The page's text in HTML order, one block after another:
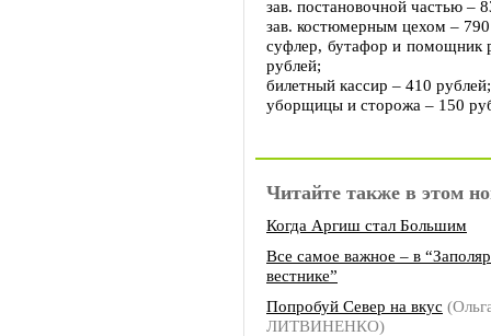
зав. постановочной частью –
зав. костюмерным цехом –
суфлер, бутафор и помощник
рублей;
билетный кассир – 410 рублей;
уборщицы и сторожа – 150
Читайте также в этом
Когда Аргиш стал Большим
Все самое важное – в
вестнике”
Попробуй Север на вкус
ЛИТВИНЕНКО)